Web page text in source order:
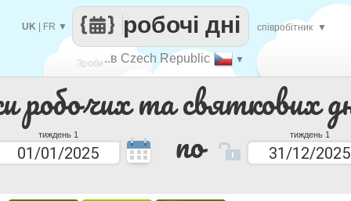
робочих та святкових
тиждень 1 по тиждень 1
Зроби
кожен
..в Czech Republic ▼
робочі дні
UK FR ▼ співробітник ▼